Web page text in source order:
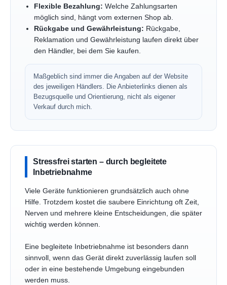
Flexible Bezahlung: Welche Zahlungsarten
möglich sind, hängt vom externen Shop ab.
Rückgabe und Gewährleistung: Rückgabe,
Reklamation und Gewährleistung laufen direkt über
den Händler, bei dem Sie kaufen.
Maßgeblich sind immer die Angaben auf der Website
des jeweiligen Händlers. Die Anbieterlinks dienen als
Bezugsquelle und Orientierung, nicht als eigener
Verkauf durch mich.
Stressfrei starten – durch begleitete
Inbetriebnahme
Viele Geräte funktionieren grundsätzlich auch ohne
Hilfe. Trotzdem kostet die saubere Einrichtung oft Zeit,
Nerven und mehrere kleine Entscheidungen, die später
wichtig werden können.
Eine begleitete Inbetriebnahme ist besonders dann
sinnvoll, wenn das Gerät direkt zuverlässig laufen soll
oder in eine bestehende Umgebung eingebunden
werden muss.